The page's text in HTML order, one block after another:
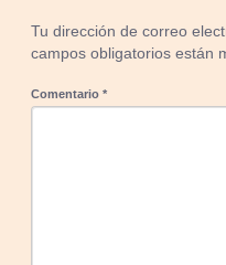
Tu dirección de correo
campos obligatorios están
Comentario*